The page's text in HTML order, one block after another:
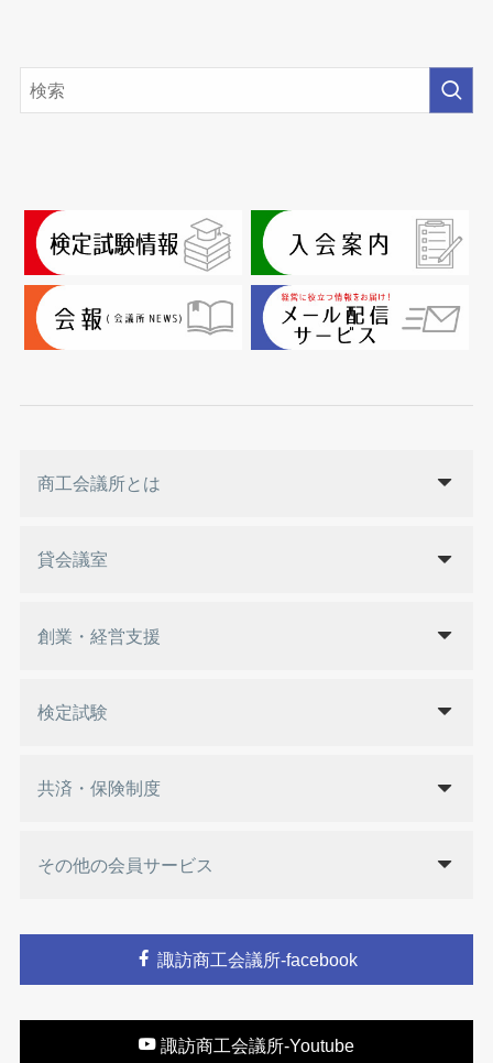
商工会議所とは
貸会議室
創業・経営支援
検定試験
共済・保険制度
その他の会員サービス
諏訪商工会議所-facebook
諏訪商工会議所-Youtube